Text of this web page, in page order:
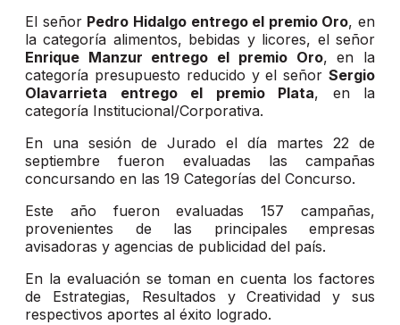
El señor Pedro Hidalgo entrego el premio Oro, en
la categoría alimentos, bebidas y licores, el señor
Enrique Manzur entrego el premio Oro, en la
categoría presupuesto reducido y el señor Sergio
Olavarrieta entrego el premio Plata, en la
categoría Institucional/Corporativa.
En una sesión de Jurado el día martes 22 de
septiembre fueron evaluadas las campañas
concursando en las 19 Categorías del Concurso.
Este año fueron evaluadas 157 campañas,
provenientes de las principales empresas
avisadoras y agencias de publicidad del país.
En la evaluación se toman en cuenta los factores
de Estrategias, Resultados y Creatividad y sus
respectivos aportes al éxito logrado.